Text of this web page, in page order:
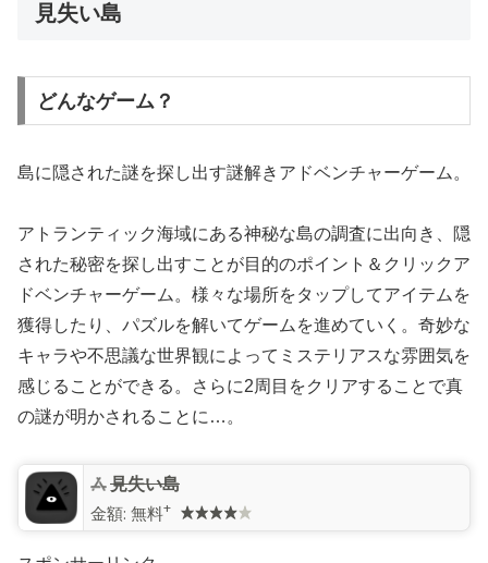
見失い島
どんなゲーム？
島に隠された謎を探し出す謎解きアドベンチャーゲーム。
アトランティック海域にある神秘な島の調査に出向き、隠
された秘密を探し出すことが目的のポイント＆クリックア
ドベンチャーゲーム。様々な場所をタップしてアイテムを
獲得したり、パズルを解いてゲームを進めていく。奇妙な
キャラや不思議な世界観によってミステリアスな雰囲気を
感じることができる。さらに2周目をクリアすることで真
の謎が明かされることに…。
見失い島
金額: 無料+